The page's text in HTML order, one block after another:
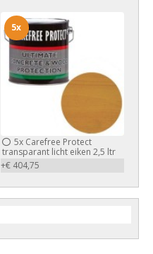
5xCarefree Protect
transparant licht eiken 2,5 ltr
+€ 404,75
5x